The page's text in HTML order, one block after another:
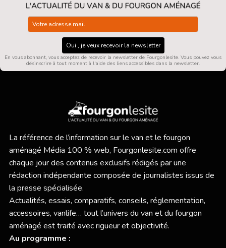
Oui , je veux recevoir la newsletter
En vous abonnant, vous acceptez de recevoir la newsletter de Fourgonlesite. Vous pouvez vous
désinscrire à tout moment à l'aide des liens accessibles dans la newsletter.
La référence de l’information sur le van et le fourgon
aménagé Média 100 % web, Fourgonlesite.com offre
chaque jour des contenus exclusifs rédigés par une
rédaction indépendante composée de journalistes issus de
la presse spécialisée.
Actualités, essais, comparatifs, conseils, réglementation,
accessoires, vanlife… tout l’univers du van et du fourgon
aménagé est traité avec rigueur et objectivité.
Au programme :